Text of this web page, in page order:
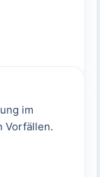
im
Vorfällen.